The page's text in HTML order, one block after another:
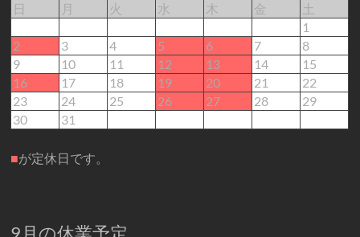
日
月 火 水 木 金
土
1
2
3 4 5 6 7
8
9
10 11 12 13 14
15
16
17 18 19 20 21
22
23
24 25 26 27 28
29
30
31
■が定休日です。
9月の休業予定